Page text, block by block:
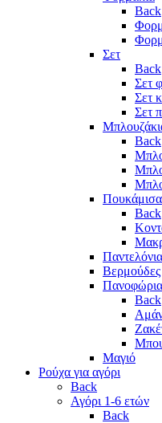
Back
Σετ
Back
Σετ
Σετ
Σετ
Back
Πουκάμισα
Back
Παντελόνια
Βερμούδες
Πανοφώρια
Back
Μαγιό
Ρούχα για αγόρι
Back
Αγόρι 1-6 ετών
Back